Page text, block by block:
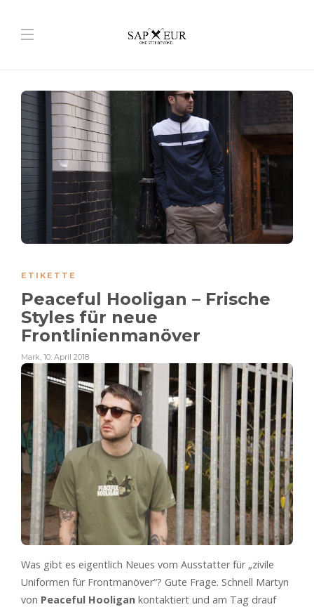
ETIKETTE
Peaceful Hooligan – Frische
Styles für neue
Frontlinienmanöver
Mark, 10. April 2018
Was gibt es eigentlich Neues vom Ausstatter für „zivile
Uniformen für Frontmanöver“? Gute Frage. Schnell Martyn
von Peaceful Hooligan kontaktiert und am Tag drauf